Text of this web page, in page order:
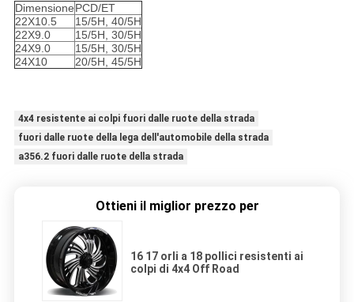
DimensionePCD/ET
22X10.5
15/5H, 40/5H
22X9.0
15/5H, 30/5H
24X9.0
15/5H, 30/5H
24X10
20/5H, 45/5H
4x4 resistente ai colpi fuori dalle ruote della strada
fuori dalle ruote della lega dell'automobile della strada
a356.2 fuori dalle ruote della strada
Ottieni il miglior prezzo per
16 17 orli a 18 pollici resistenti ai
colpi di 4x4 Off Road